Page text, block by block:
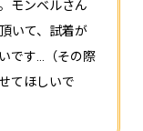
モンベルさん
いて、試着が
です…（その際
てほしいで